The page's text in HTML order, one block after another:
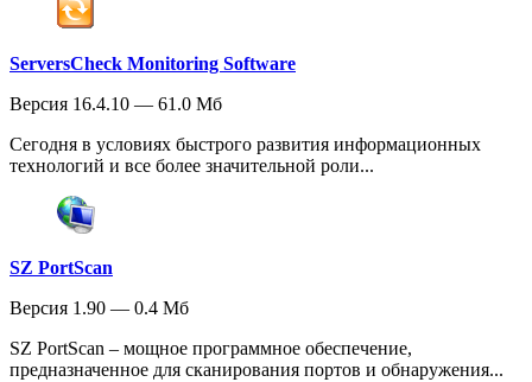
ServersCheck Monitoring Software
Версия 16.4.10 — 61.0 Мб
Сегодня в условиях быстрого развития информационных
технологий и все более значительной роли...
SZ PortScan
Версия 1.90 — 0.4 Мб
SZ PortScan – мощное программное обеспечение,
предназначенное для сканирования портов и обнаружения...